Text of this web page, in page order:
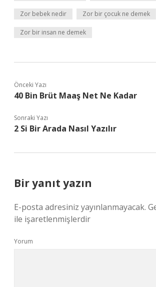
Zor bebek nedir Zor bir çocuk ne demek
Zor bir insan ne demek
Önceki Yazı
40 Bin Brüt Maaş Net Ne Kadar
Sonraki Yazı
2 Si Bir Arada Nasıl Yazılır
Bir yanıt yazın
E-posta adresiniz yayınlanmayacak.
ile işaretlenmişlerdir
Yorum